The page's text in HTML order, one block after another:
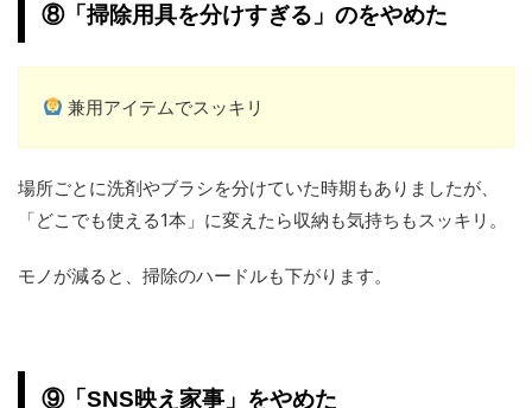
⑧「掃除用具を分けすぎる」のをやめた
兼用アイテムでスッキリ
場所ごとに洗剤やブラシを分けていた時期もありましたが、
「どこでも使える1本」に変えたら収納も気持ちもスッキリ。
モノが減ると、掃除のハードルも下がります。
⑨「SNS映え家事」をやめた